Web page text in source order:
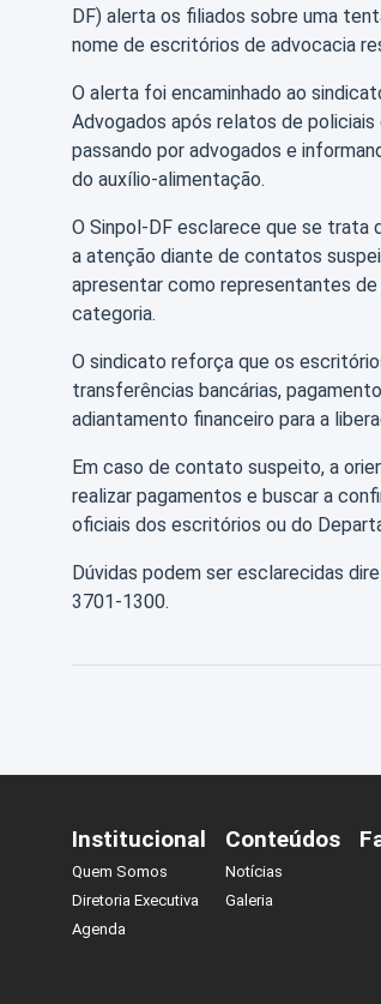
DF) alerta os filiados sobre uma
nome de escritórios de advocacia
O alerta foi encaminhado ao
Advogados após relatos de
passando por advogados e
do auxílio-alimentação.
O Sinpol-DF esclarece que se trata
a atenção diante de contatos
apresentar como representantes
categoria.
O sindicato reforça que os
transferências bancárias,
adiantamento financeiro para a
Em caso de contato suspeito, a
realizar pagamentos e buscar a
oficiais dos escritórios ou do
Dúvidas podem ser esclarecidas
3701-1300.
Institucional
Quem Somos
Diretoria Executiva
Agenda
Conteúdos
Notícias
Galeria